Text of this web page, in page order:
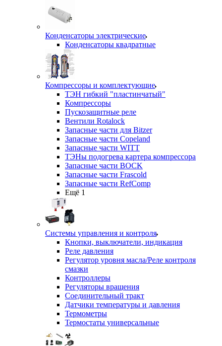
Конденсаторы электрические
Конденсаторы квадратные
Компрессоры и комплектующие
ТЭН гибкий "пластинчатый"
Компрессоры
Пускозащитные реле
Вентили Rotalock
Запасные части для Bitzer
Запасные части Copeland
Запасные части WITT
ТЭНы подогрева картера компрессора
Запасные части BOCK
Запасные части Frascold
Запасные части RefComp
Ещё 1
Системы управления и контроля
Кнопки, выключатели, индикация
Реле давления
Регулятор уровня масла/Реле контроля
смазки
Контроллеры
Регуляторы вращения
Соединительный тракт
Датчики температуры и давления
Термометры
Термостаты универсальные